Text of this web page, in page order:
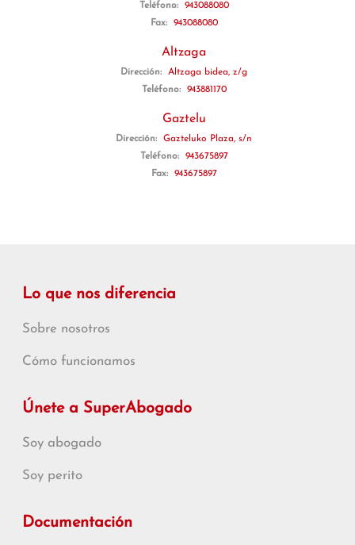
Teléfono:
943088080
Fax:
943088080
Altzaga
Dirección:
Altzaga bidea, z/g
Teléfono:
943881170
Gaztelu
Dirección:
Gazteluko Plaza, s/n
Teléfono:
943675897
Fax:
943675897
Lo que nos diferencia
Sobre nosotros
Cómo funcionamos
Únete a SuperAbogado
Soy abogado
Soy perito
Documentación